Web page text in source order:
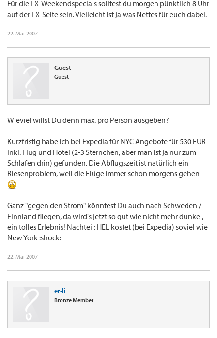
Für die LX-Weekendspecials solltest du morgen pünktlich 8 Uhr
auf der LX-Seite sein. Vielleicht ist ja was Nettes für euch dabei.
22. Mai 2007
Guest
Guest
Wieviel willst Du denn max. pro Person ausgeben?
Kurzfristig habe ich bei Expedia für NYC Angebote für 530 EUR
inkl. Flug und Hotel (2-3 Sternchen, aber man ist ja nur zum
Schlafen drin) gefunden. Die Abflugszeit ist natürlich ein
Riesenproblem, weil die Flüge immer schon morgens gehen
Ganz "gegen den Strom" könntest Du auch nach Schweden /
Finnland fliegen, da wird's jetzt so gut wie nicht mehr dunkel,
ein tolles Erlebnis! Nachteil: HEL kostet (bei Expedia) soviel wie
New York :shock:
22. Mai 2007
er-li
Bronze Member